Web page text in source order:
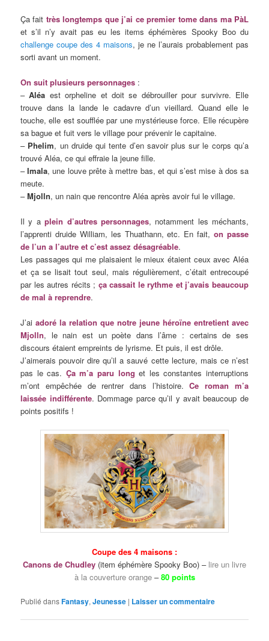
Ça fait très longtemps que j’ai ce premier tome dans ma PàL
et s’il n’y avait pas eu les items éphémères Spooky Boo du
challenge coupe des 4 maisons, je ne l’aurais probablement pas
sorti avant un moment.
On suit plusieurs personnages :
–Aléa est orpheline et doit se débrouiller pour survivre. Elle
trouve dans la lande le cadavre d’un vieillard. Quand elle le
touche, elle est soufflée par une mystérieuse force. Elle récupère
sa bague et fuit vers le village pour prévenir le capitaine.
– Phelim, un druide qui tente d’en savoir plus sur le corps qu’a
trouvé Aléa, ce qui effraie la jeune fille.
–Imala, une louve prête à mettre bas, et qui s’est mise à dos sa
meute.
–Mjolln, un nain que rencontre Aléa après avoir fui le village.
Il y aplein d’autres personnages, notamment les méchants,
l’apprenti druide William, les Thuathann, etc. En fait,on passe
de l’un a l’autre et c’est assez désagréable.
Les passages qui me plaisaient le mieux étaient ceux avec Aléa
et ça se lisait tout seul, mais régulièrement, c’était entrecoupé
par les autres récits ; ça cassait le rythme et j’avais beaucoup
de mal à reprendre.
J’aiadoré la relation que notre jeune héroïne entretient avec
Mjolln, le nain est un poète dans l’âme : certains de ses
discours étaient empreints de lyrisme. Et puis, il est drôle.
J’aimerais pouvoir dire qu’il a sauvé cette lecture, mais ce n’est
pas le cas. Ça m’a paru long et les constantes interruptions
m’ont empêchée de rentrer dans l’histoire.Ce roman m’a
laissée indifférente. Dommage parce qu’il y avait beaucoup de
points positifs !
Coupe des 4 maisons :
Canons de Chudley (item éphémère Spooky Boo) – lire un livre
à la couverture orange–80 points
Publié dansFantasy,Jeunesse | Laisser un commentaire